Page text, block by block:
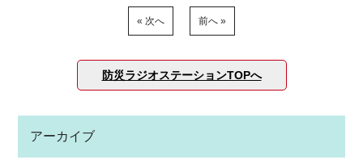
« 次へ 前へ »
防災ラジオステーションTOPへ
アーカイブ